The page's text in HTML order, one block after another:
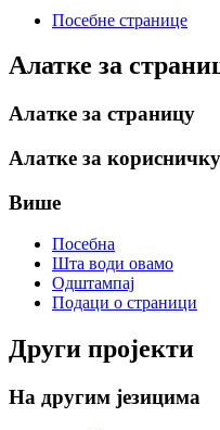
Посебне странице
Алатке за
Алатке за страницу
Алатке за
Више
Посебна
Шта води овамо
Одштампај
Подаци о страници
Други пројекти
На другим језицима